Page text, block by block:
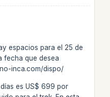
espacios para el 25 de
fecha que desea
inca.com/dispo/
es US$ 699 por